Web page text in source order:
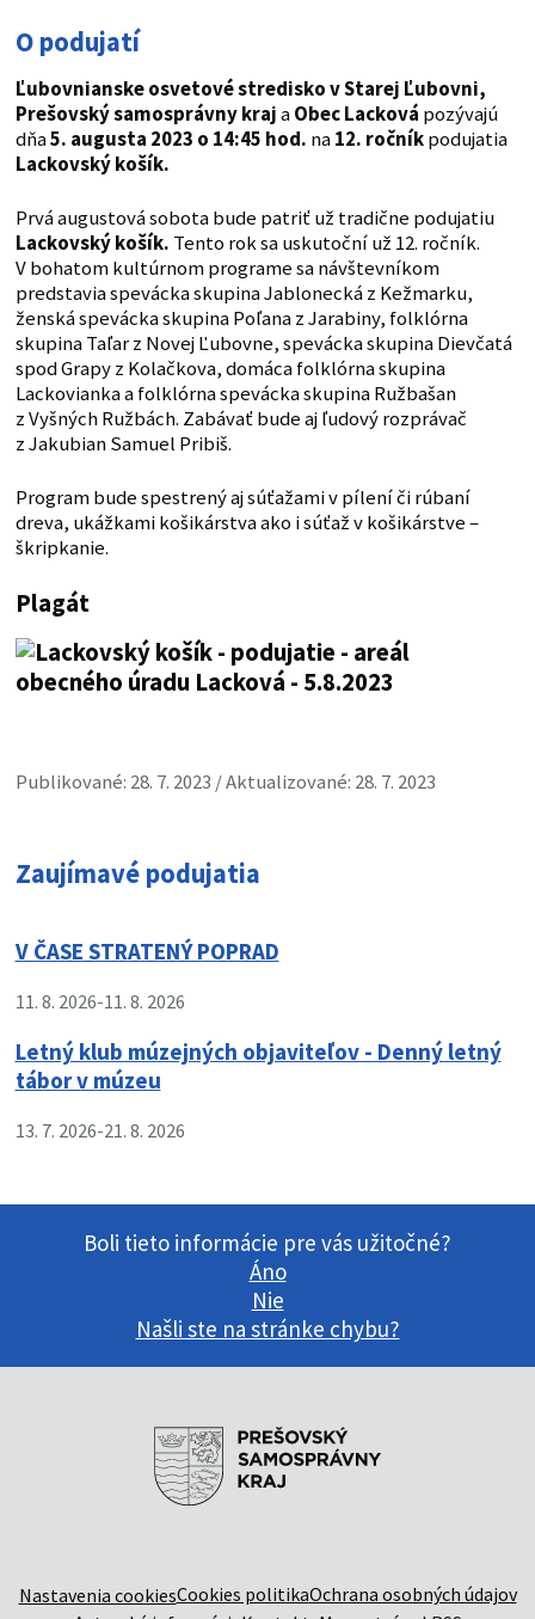
O podujatí
Ľubovnianske osvetové stredisko v Starej Ľubovni,
Prešovský samosprávny krajaObec Lacková pozývajú
dňa5. augusta 2023 o 14:45 hod. na12. ročníkpodujatia
Lackovský košík.
Prvá augustová sobota bude patriť už tradične podujatiu
Lackovský košík. Tento rok sa uskutoční už 12. ročník.
V bohatom kultúrnom programe sa návštevníkom
predstavia spevácka skupina Jablonecká z Kežmarku,
ženská spevácka skupina Poľana z Jarabiny, folklórna
skupina Taľar z Novej Ľubovne, spevácka skupina Dievčatá
spod Grapy z Kolačkova, domáca folklórna skupina
Lackovianka a folklórna spevácka skupina Ružbašan
z Vyšných Ružbách. Zabávať bude aj ľudový rozprávač
z Jakubian Samuel Pribiš.
Program bude spestrený aj súťažami v pílení či rúbaní
dreva, ukážkami košikárstva ako i súťaž v košikárstve –
škripkanie.
Plagát
Publikované: 28. 7. 2023 / Aktualizované: 28. 7. 2023
Zaujímavé podujatia
V ČASE STRATENÝ POPRAD
11. 8. 2026-11. 8. 2026
Letný klub múzejných objaviteľov - Denný letný
tábor v múzeu
13. 7. 2026-21. 8. 2026
Boli tieto informácie pre vás užitočné?
Áno
Nie
Našli ste na stránke chybu?
Nastavenia cookiesCookies politikaOchrana osobných údajov